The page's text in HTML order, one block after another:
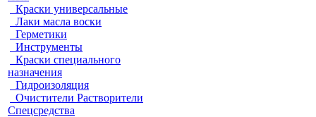
Краски универсальные
Лаки масла воски
Герметики
Инструменты
Краски специального
назначения
Гидроизоляция
Очистители Растворители
Спецсредства